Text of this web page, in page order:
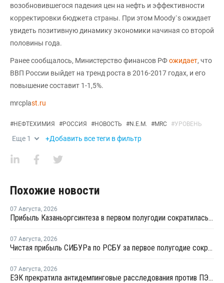
возобновившегося падения цен на нефть и эффективности
корректировки бюджета страны. При этом Moody`s ожидает
увидеть позитивную динамику экономики начиная со второй
половины года.
Ранее сообщалось, Министерство финансов РФожидает, что
ВВП России выйдет на тренд роста в 2016-2017 годах, и его
повышение составит 1-1,5%.
mrcplast.ru
#НЕФТЕХИМИЯ #РОССИЯ #НОВОСТЬ #N.E.M. #MRC #УРОВЕНЬ
Еще 1 +Добавить все теги в фильтр
Похожие новости
07 Августа, 2026
Прибыль Казаньоргсинтеза в первом полугодии сократилась более чем в 2 раза
07 Августа, 2026
Чистая прибыль СИБУРа по РСБУ за первое полугодие сократилась в 3,6 раза
07 Августа, 2026
ЕЭК прекратила антидемпинговые расследования против ПЭ и ПП из Азербайджана и Туркменистана